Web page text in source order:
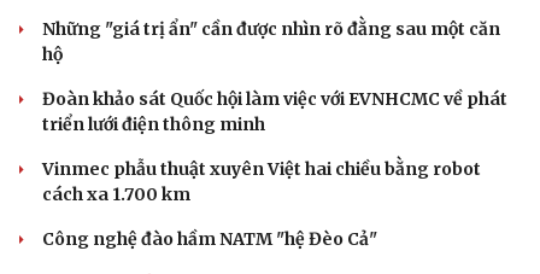
Những "giá trị ẩn" cần được nhìn rõ đằng sau một căn
hộ
Đoàn khảo sát Quốc hội làm việc với EVNHCMC về phát
triển lưới điện thông minh
Vinmec phẫu thuật xuyên Việt hai chiều bằng robot
cách xa 1.700 km
Công nghệ đào hầm NATM "hệ Đèo Cả"